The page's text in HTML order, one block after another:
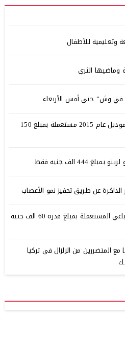
وتعليمية للأطفال
الثري
في وش” حتى أمس الأربعاء
تعرف على سيارة فرنسية موديل عام 2015 مستعملة بمبلغ 150
عن طريق تحفيز نمو الأعصاب
تعرف على سيارة الدفع الرباعي المستعملة بمبلغ قدره 60 الف جنيه
مع المتضررين من الزلزال في تركيا